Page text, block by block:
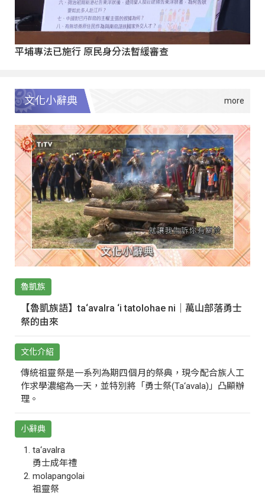
平埔專法已施行 原民身分法暫緩審查
文化小辭典
魯凱族
【魯凱族語】ta‘avalra ‘i tatolohae ni｜萬山部落勇士
祭的由來
文化介紹
傳統祖靈祭是一系列為期四個月的祭典，現今配合族人工
作求學濃縮為一天，並特別將「勇士祭(Ta‘avala)」凸顯辦
理。
小辭典
ta‘avalra
勇士成年禮
molapangolai
祖靈祭